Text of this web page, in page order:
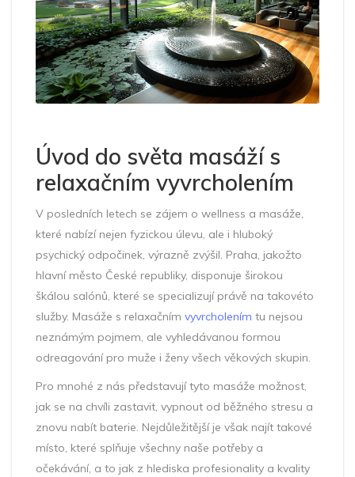
Úvod do světa masáží s
relaxačním vyvrcholením
V posledních letech se zájem o wellness a masáže,
které nabízí nejen fyzickou úlevu, ale i hluboký
psychický odpočinek, výrazně zvýšil. Praha, jakožto
hlavní město České republiky, disponuje širokou
škálou salónů, které se specializují právě na takovéto
služby. Masáže s relaxačním vyvrcholením tu nejsou
neznámým pojmem, ale vyhledávanou formou
odreagování pro muže i ženy všech věkových skupin.
Pro mnohé z nás představují tyto masáže možnost,
jak se na chvíli zastavit, vypnout od běžného stresu a
znovu nabít baterie. Nejdůležitější je však najít takové
místo, které splňuje všechny naše potřeby a
očekávání, a to jak z hlediska profesionality a kvality